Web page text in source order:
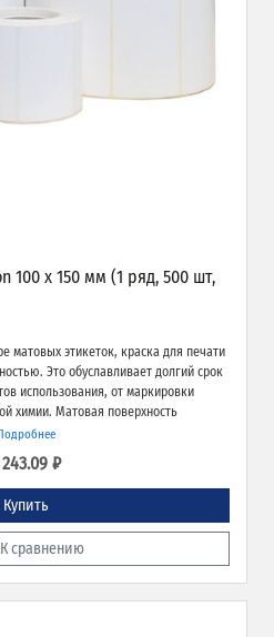
100 х 150 мм (1 ряд, 500 шт,
матовых этикеток, краска для печати
Это обуславливает долгий срок
использования, от маркировки
химии. Матовая поверхность
печати и широкие возможности
₽
Купить
К сравнению